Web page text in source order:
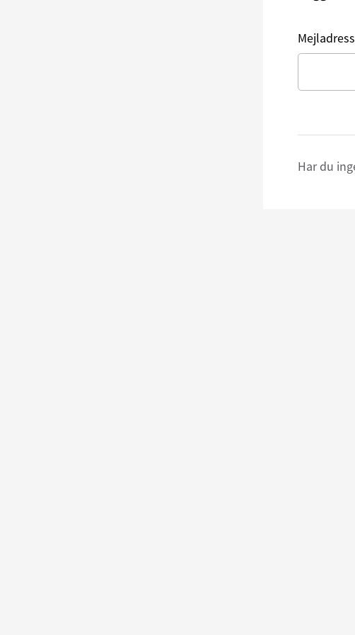
Mejladress
Har du